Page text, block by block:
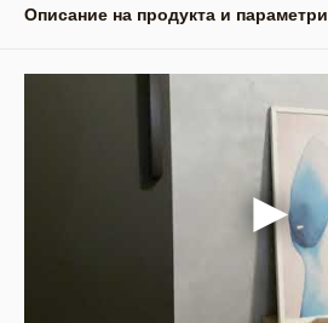
Описание на продукта и параметри